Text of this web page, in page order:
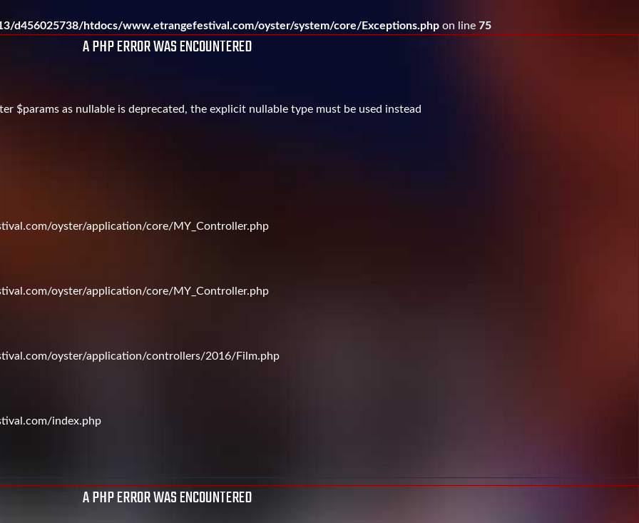
d456025738/htdocs/www.etrangefestival.com/oyster/system/core/Exceptions.php on line 75
A PHP ERROR WAS ENCOUNTERED
$params as nullable is deprecated, the explicit nullable type must be used instead
oyster/application/core/MY_Controller.php
oyster/application/core/MY_Controller.php
oyster/application/controllers/2016/Film.php
index.php
A PHP ERROR WAS ENCOUNTERED